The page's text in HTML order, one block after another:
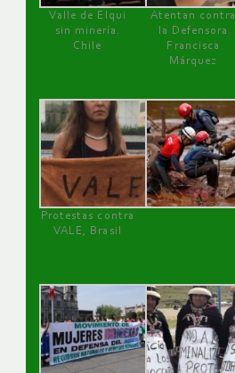
Valle de Elqui
sin minería.
Chile
Atentan contra
la Defensora
Francisca
Márquez
Protestas contra
VALE, Brasil